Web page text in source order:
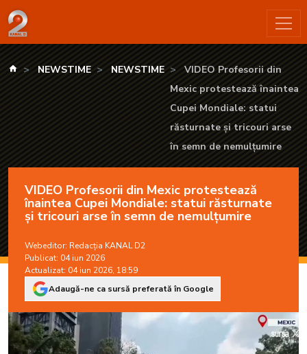
VIDEO Profesorii din Mexic protestează înaintea Cupei
kanald.ro
NEWSTIME NEWSTIME
VIDEO Profesorii din
Mexic protestează înaintea
Cupei Mondiale: statui
răsturnate și tricouri arse
în semn de nemulțumire
VIDEO Profesorii din Mexic protestează
înaintea Cupei Mondiale: statui răsturnate
și tricouri arse în semn de nemulțumire
Webeditor: Redacția KANAL D2
Publicat: 04 iun 2026
Actualizat: 04 iun 2026, 18:59
Adaugă-ne ca sursă preferată în Google